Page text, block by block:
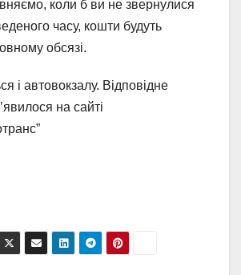
коли б ви не звернулися
часу, кошти будуть
обсязі.
і автовокзалу. Відповідне
на сайті